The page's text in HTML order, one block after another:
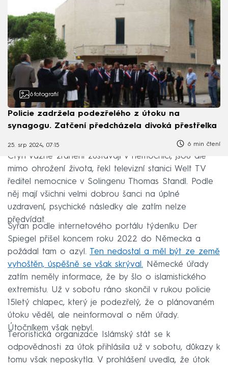
6 fotografií
Policie zadržela podezřelého z útoku na
synagogu. Zatčení předcházela divoká přestřelka
25. srp 2024, 07:15 6 min čtení
Čtyři vážně zranění zůstávají v nemocnici, jsou ale
mimo ohrožení života, řekl televizní stanici Welt TV
ředitel nemocnice v Solingenu Thomas Standl. Podle
něj mají všichni velmi dobrou šanci na úplné
uzdravení, psychické následky ale zatím nelze
předvídat.
Syřan podle internetového portálu týdeníku Der
Spiegel přišel koncem roku 2022 do Německa a
požádal tam o azyl. Ten nedostal a měl být ze země
vyhoštěn, úspěšně se však skrýval. Německé úřady
zatím neměly informace, že by šlo o islamistického
extremistu. Už v sobotu ráno skončil v rukou policie
15letý chlapec, který je podezřelý, že o plánovaném
útoku věděl, ale neinformoval o něm úřady.
Útočníkem však nebyl.
Teroristická organizace Islámský stát se k
odpovědnosti za útok přihlásila už v sobotu, důkazy k
tomu však neposkytla. V prohlášení uvedla, že útok